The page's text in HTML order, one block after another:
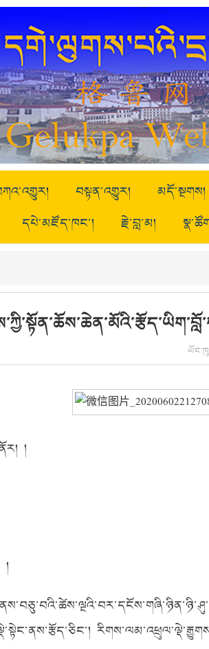
བསྟན་འགྱུར། མདོ་སྔགས།
དཔེ་མཛོད་ཁང་། རྗེ་བླ་མ།
།